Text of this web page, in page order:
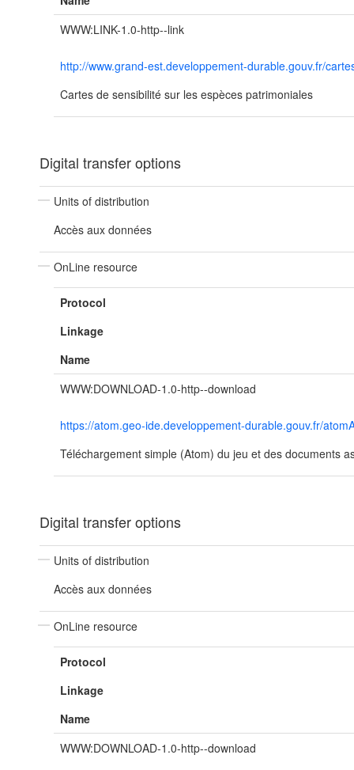
WWW:LINK-1.0-http--link
http://www.grand-est.developpement-durable.gouv.fr/
Cartes de sensibilité sur les espèces patrimoniales
Digital transfer options
Units of distribution
Accès aux données
OnLine resource
Protocol
Linkage
Name
WWW:DOWNLOAD-1.0-http--download
https://atom.geo-ide.developpement-durable.gouv.fr/
Téléchargement simple (Atom) du jeu et des documents
Digital transfer options
Units of distribution
Accès aux données
OnLine resource
Protocol
Linkage
Name
WWW:DOWNLOAD-1.0-http--download